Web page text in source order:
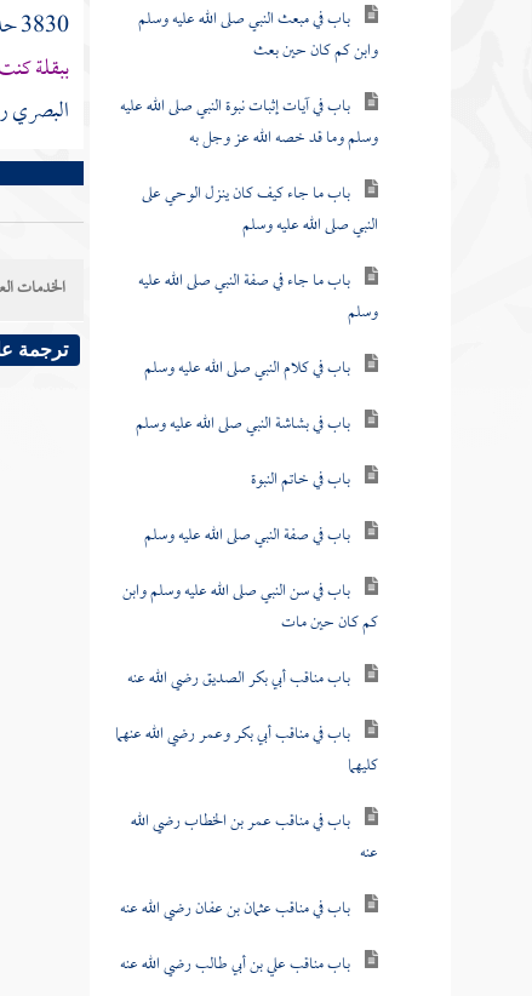
باب في مبعث النبي صلى الله عليه وسلم
وابن كم كان حين بعث
باب في آيات إثبات نبوة النبي صلى الله عليه
وسلم وما قد خصه الله عز وجل به
باب ما جاء كيف كان ينزل الوحي على
النبي صلى الله عليه وسلم
باب ما جاء في صفة النبي صلى الله عليه
وسلم
باب في كلام النبي صلى الله عليه وسلم
باب في بشاشة النبي صلى الله عليه وسلم
باب في خاتم النبوة
باب في صفة النبي صلى الله عليه وسلم
باب في سن النبي صلى الله عليه وسلم وابن
كم كان حين مات
باب مناقب أبي بكر الصديق رضي الله عنه
باب في مناقب أبي بكر وعمر رضي الله عنهما
كليهما
باب في مناقب عمر بن الخطاب رضي الله
عنه
باب في مناقب عثمان بن عفان رضي الله عنه
باب مناقب علي بن أبي طالب رضي الله عنه
3830 حدثنا
ببقلة
البصري
الخدمات
ترجمة